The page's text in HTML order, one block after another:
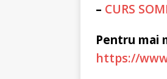
– CURS
Pentru mai
https://